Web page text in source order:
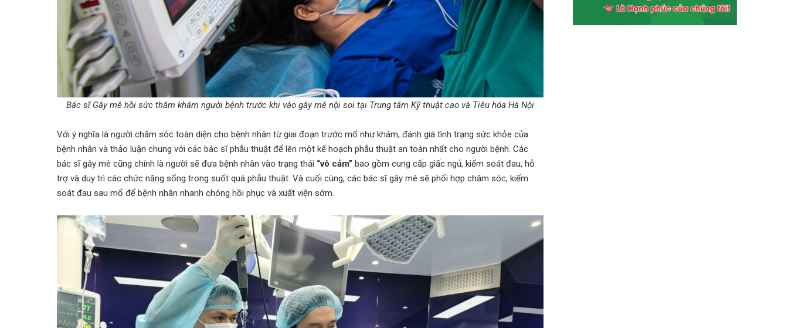
Bác sĩ Gây mê hồi sức thăm khám người bệnh trước khi vào gây mê nội soi tại Trung tâm Kỹ thuật cao và Tiêu hóa Hà Nội
Với ý nghĩa là người chăm sóc toàn diện cho bệnh nhân từ giai đoạn trước mổ như khám, đánh giá tình trạng sức khỏe của
bệnh nhân và thảo luận chung với các bác sĩ phẫu thuật để lên một kế hoạch phẫu thuật an toàn nhất cho người bệnh. Các
bác sĩ gây mê cũng chính là người sẽ đưa bệnh nhân vào trạng thái “vô cảm” bao gồm cung cấp giấc ngủ, kiểm soát đau, hỗ
trợ và duy trì các chức năng sống trong suốt quá phẫu thuật. Và cuối cùng, các bác sĩ gây mê sẽ phối hợp chăm sóc, kiểm
soát đau sau mổ để bệnh nhân nhanh chóng hồi phục và xuất viện sớm.